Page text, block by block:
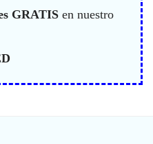
GRATIS en nuestro